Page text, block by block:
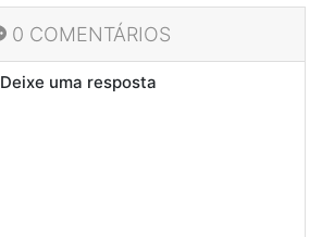
0 COMENTÁRIOS
Deixe uma resposta